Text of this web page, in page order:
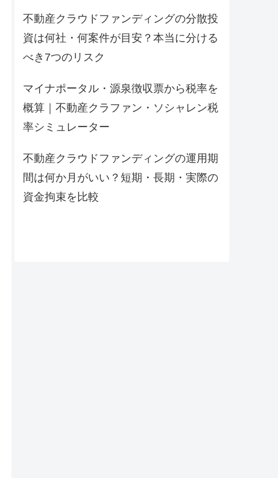
不動産クラウドファンディングの分散投
資は何社・何案件が目安？本当に分ける
べき7つのリスク
マイナポータル・源泉徴収票から税率を
概算｜不動産クラファン・ソシャレン税
率シミュレーター
不動産クラウドファンディングの運用期
間は何か月がいい？短期・長期・実際の
資金拘束を比較